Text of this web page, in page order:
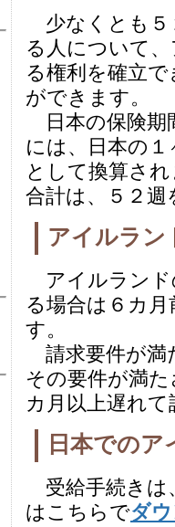
少なくとも５
る人について
る権利を確立
ができます。
日本の保険期
には、日本の
として換算さ
合計は、５２
アイルラン
アイルランド
る場合は６カ
す。
請求要件が満
その要件が満
カ月以上遅れ
日本での
受給手続きは
はこちらでダ